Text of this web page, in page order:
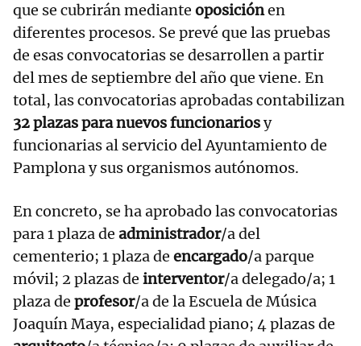
que se cubrirán mediante oposiciónen
diferentes procesos. Se prevé que las pruebas
de esas convocatorias se desarrollen a partir
del mes de septiembre del año que viene. En
total, las convocatorias aprobadas contabilizan
32 plazas para nuevos funcionariosy
funcionarias al servicio del Ayuntamiento de
Pamplona y sus organismos autónomos.
En concreto, se ha aprobado las convocatorias
para 1 plaza de administrador/a del
cementerio; 1 plaza de encargado/a parque
móvil; 2 plazas de interventor/a delegado/a; 1
plaza de profesor/a de la Escuela de Música
Joaquín Maya, especialidad piano; 4 plazas de